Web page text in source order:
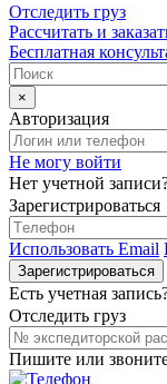
Отследить груз
Рассчитать и
Бесплатная
×
Авторизация
Не могу войти
Нет учетной
Зарегистрироваться
Использовать Email
Зарегистрироваться
Есть учетная
Отследить груз
Пишите или